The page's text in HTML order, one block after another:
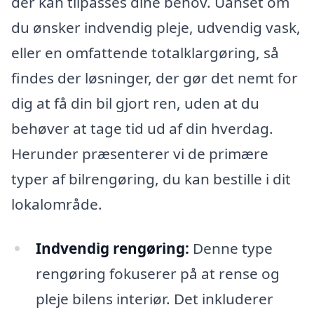
du ønsker indvendig pleje, udvendig vask,
eller en omfattende totalklargøring, så
findes der løsninger, der gør det nemt for
dig at få din bil gjort ren, uden at du
behøver at tage tid ud af din hverdag.
Herunder præsenterer vi de primære
typer af bilrengøring, du kan bestille i dit
lokalområde.
Indvendig rengøring: Denne type
rengøring fokuserer på at rense og
pleje bilens interiør. Det inkluderer